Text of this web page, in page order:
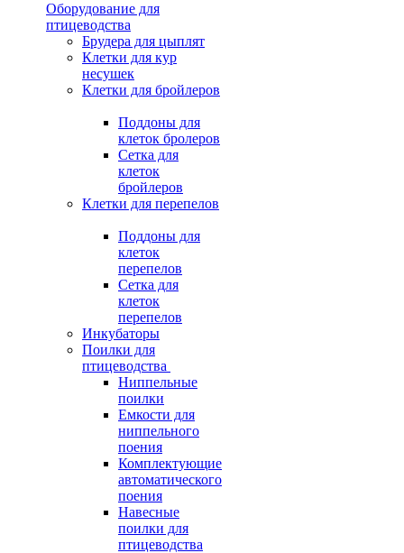
Оборудование для
птицеводства
Брудера для цыплят
Клетки для кур
несушек
Клетки для бройлеров
Поддоны для
клеток бролеров
Сетка для
клеток
бройлеров
Клетки для перепелов
Поддоны для
клеток
перепелов
Сетка для
клеток
перепелов
Инкубаторы
Поилки для
птицеводства
Ниппельные
поилки
Емкости для
ниппельного
поения
Комплектующие
автоматического
поения
Навесные
поилки для
птицеводства